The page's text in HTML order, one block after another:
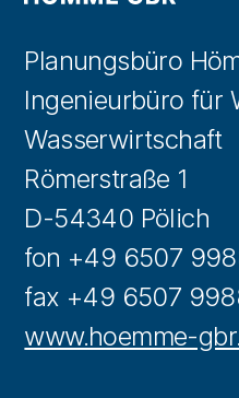
Planungsbüro
Ingenieurbüro für
Wasserwirtschaft
Römerstraße 1
D-54340 Pölich
fon +49 6507
fax +49 6507
www.hoemme-